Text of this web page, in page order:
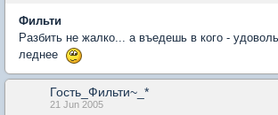
Фильти
Разбить не жалко... а въедешь в кого -
леднее
Гость_Фильти~_*
21 Jun 2005